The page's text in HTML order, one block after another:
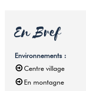
En Bref
Environnements :
Centre village
En montagne